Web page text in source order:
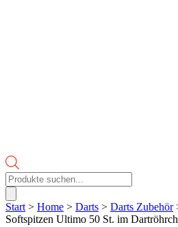
Products
search
Start > Home > Darts > Darts Zubehör
Softspitzen Ultimo 50 St. im